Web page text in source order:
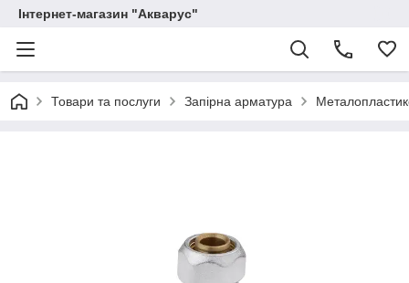
Інтернет-магазин "Акварус"
Товари та послуги Запірна арматура